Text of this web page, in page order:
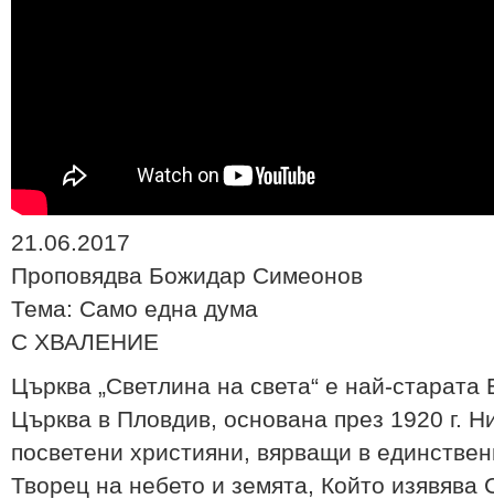
21.06.2017
Проповядва Божидар Симеонов
Тема: Само една дума
С ХВАЛЕНИЕ
Църква „Светлина на света“ е най-старата
Църква в Пловдив, основана през 1920 г.
посветени християни, вярващи в
Творец на небето и земята, Който